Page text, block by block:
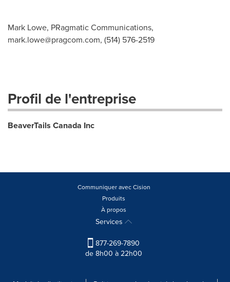
Mark Lowe, PRagmatic Communications,
mark.lowe@pragcom.com, (514) 576-2519
Profil de l'entreprise
BeaverTails Canada Inc
Communiquer avec Cision
Produits
À propos
Services
877-269-7890
de 8h00 à 22h00